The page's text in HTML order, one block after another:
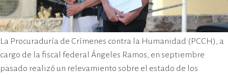
La Procuraduría de Crímenes contra la Humanidad (PCCH), a
cargo de la fiscal federal Ángeles Ramos, en septiembre
pasado realizó un relevamiento sobre el estado de los